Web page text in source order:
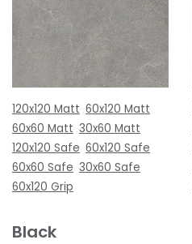
120x120 Matt 60x120 Matt
60x60 Matt 30x60 Matt
120x120 Safe 60x120 Safe
60x60 Safe 30x60 Safe
60x120 Grip
Black